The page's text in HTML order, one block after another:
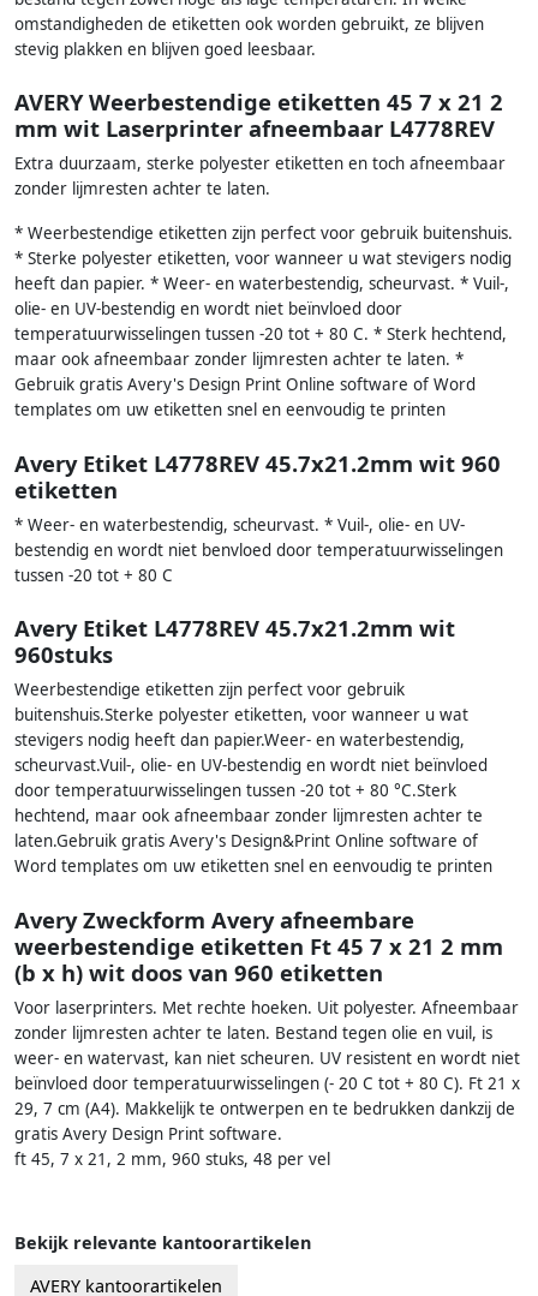
omstandigheden de etiketten ook worden gebruikt, ze blijven
stevig plakken en blijven goed leesbaar.
AVERY Weerbestendige etiketten 45 7 x 21 2
mm wit Laserprinter afneembaar L4778REV
Extra duurzaam, sterke polyester etiketten en toch afneembaar
zonder lijmresten achter te laten.
* Weerbestendige etiketten zijn perfect voor gebruik buitenshuis.
* Sterke polyester etiketten, voor wanneer u wat stevigers nodig
heeft dan papier. * Weer- en waterbestendig, scheurvast. * Vuil-,
olie- en UV-bestendig en wordt niet beïnvloed door
temperatuurwisselingen tussen -20 tot + 80 C. * Sterk hechtend,
maar ook afneembaar zonder lijmresten achter te laten. *
Gebruik gratis Avery's Design Print Online software of Word
templates om uw etiketten snel en eenvoudig te printen
Avery Etiket L4778REV 45.7x21.2mm wit 960
etiketten
* Weer- en waterbestendig, scheurvast. * Vuil-, olie- en UV-
bestendig en wordt niet benvloed door temperatuurwisselingen
tussen -20 tot + 80 C
Avery Etiket L4778REV 45.7x21.2mm wit
960stuks
Weerbestendige etiketten zijn perfect voor gebruik
buitenshuis.Sterke polyester etiketten, voor wanneer u wat
stevigers nodig heeft dan papier.Weer- en waterbestendig,
scheurvast.Vuil-, olie- en UV-bestendig en wordt niet beïnvloed
door temperatuurwisselingen tussen -20 tot + 80 °C.Sterk
hechtend, maar ook afneembaar zonder lijmresten achter te
laten.Gebruik gratis Avery's Design&Print Online software of
Word templates om uw etiketten snel en eenvoudig te printen
Avery Zweckform Avery afneembare
weerbestendige etiketten Ft 45 7 x 21 2 mm
(b x h) wit doos van 960 etiketten
Voor laserprinters. Met rechte hoeken. Uit polyester. Afneembaar
zonder lijmresten achter te laten. Bestand tegen olie en vuil, is
weer- en watervast, kan niet scheuren. UV resistent en wordt niet
beïnvloed door temperatuurwisselingen (- 20 C tot + 80 C). Ft 21 x
29, 7 cm (A4). Makkelijk te ontwerpen en te bedrukken dankzij de
gratis Avery Design Print software.
ft 45, 7 x 21, 2 mm, 960 stuks, 48 per vel
Bekijk relevante kantoorartikelen
AVERY kantoorartikelen